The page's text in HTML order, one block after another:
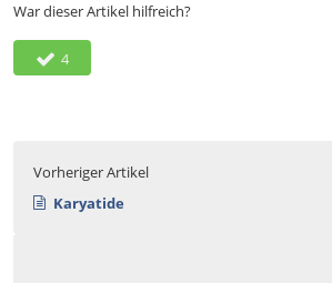
War dieser Artikel hilfreich?
4
Vorheriger Artikel
Karyatide